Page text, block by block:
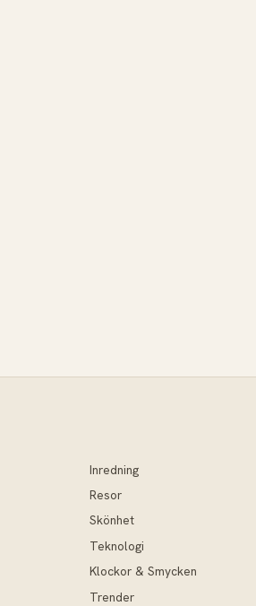
Inredning
Resor
Skönhet
Teknologi
Klockor & Smycken
Trender